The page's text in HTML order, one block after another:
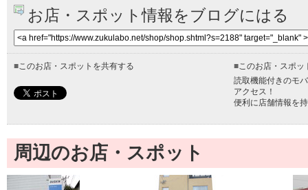
お店・スポット情報をブログにはる
■このお店・スポットを共有する ■このお店・スポッ
読取機能付きのモ
アクセス！
便利に店舗情報を
周辺のお店・スポット